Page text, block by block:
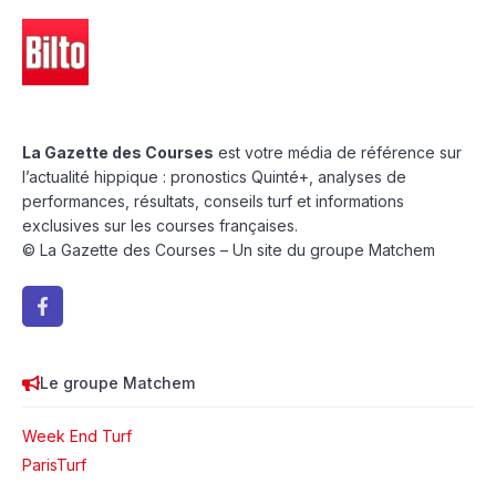
La Gazette des Courses est votre média de référence sur
l’actualité hippique : pronostics Quinté+, analyses de
performances, résultats, conseils turf et informations
exclusives sur les courses françaises.
© La Gazette des Courses – Un site du groupe Matchem
Le groupe Matchem
Week End Turf
ParisTurf